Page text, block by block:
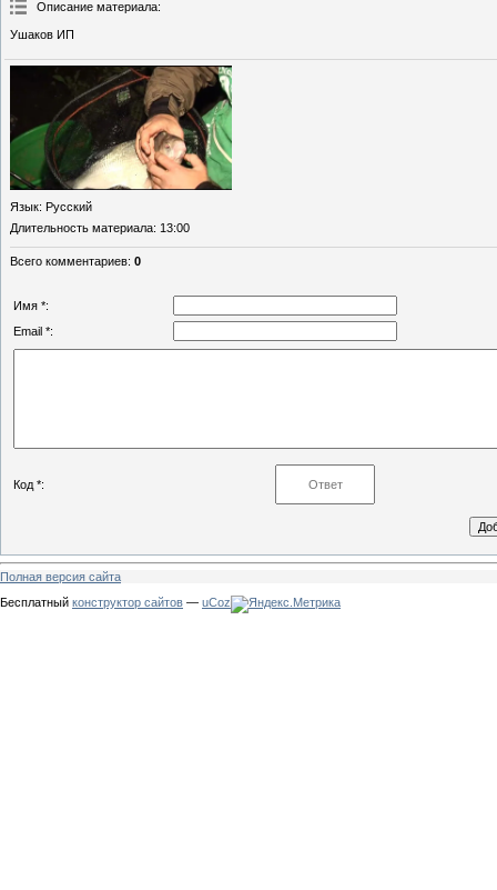
Описание материала:
Ушаков ИП
Язык: Русский
Длительность материала: 13:00
Всего комментариев: 0
Имя *:
Email *:
Код *:
Полная версия сайта
Бесплатный конструктор сайтов — uCoz